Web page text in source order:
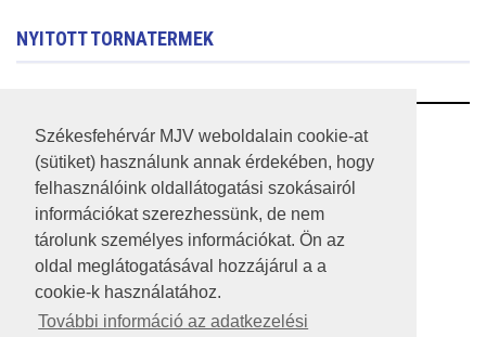
Székesfehérvár MJV weboldalain cookie-at
(sütiket) használunk annak érdekében, hogy
felhasználóink oldallátogatási szokásairól
információkat szerezhessünk, de nem
tárolunk személyes információkat. Ön az
oldal meglátogatásával hozzájárul a a
cookie-k használatához.
További információ az adatkezelési
NYITOTT TORNATERMEK
RSS
A HONLAP 2017.03.31-I ÁLLAPOTA
JOGI NYILATKOZAT
IMPRESSZUM